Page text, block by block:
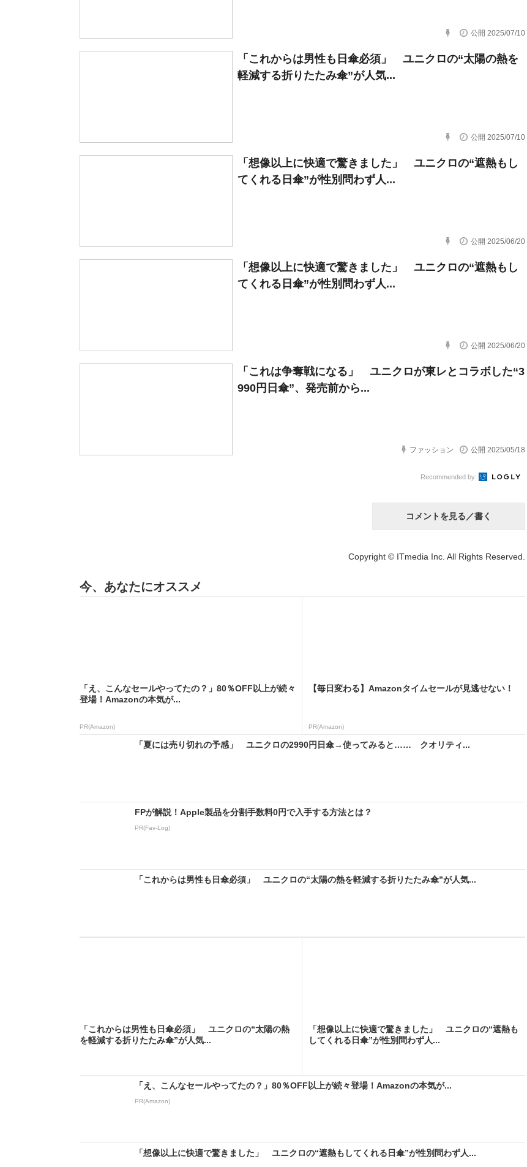
公開 2025/07/10
「これからは男性も日傘必須」 ユニクロの“太陽の熱を
軽減する折りたたみ傘”が人気...
公開 2025/07/10
「想像以上に快適で驚きました」 ユニクロの“遮熱もし
てくれる日傘”が性別問わず人...
公開 2025/06/20
「想像以上に快適で驚きました」 ユニクロの“遮熱もし
てくれる日傘”が性別問わず人...
公開 2025/06/20
「これは争奪戦になる」 ユニクロが東レとコラボした“3
990円日傘”、発売前から...
ファッション 公開 2025/05/18
Recommended by
コメントを見る／書く
Copyright © ITmedia Inc. All Rights Reserved.
今、あなたにオススメ
「え、こんなセールやってたの？」80％OFF以上が続々
登場！Amazonの本気が...
PR(Amazon)
【毎日変わる】Amazonタイムセールが見逃せない！
PR(Amazon)
「夏には売り切れの予感」 ユニクロの2990円日傘→使ってみると…… クオリティ...
FPが解説！Apple製品を分割手数料0円で入手する方法とは？
PR(Fav-Log)
「これからは男性も日傘必須」 ユニクロの“太陽の熱を軽減する折りたたみ傘”が人気...
「これからは男性も日傘必須」 ユニクロの“太陽の熱
を軽減する折りたたみ傘”が人気...
「想像以上に快適で驚きました」 ユニクロの“遮熱も
してくれる日傘”が性別問わず人...
「え、こんなセールやってたの？」80％OFF以上が続々登場！Amazonの本気が...
PR(Amazon)
「想像以上に快適で驚きました」 ユニクロの“遮熱もしてくれる日傘”が性別問わず人...